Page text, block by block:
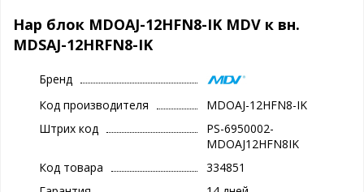
Нар блок MDOAJ-12HFN8-IK MDV к вн.
MDSAJ-12HRFN8-IK
Бренд
Код производителя
MDOAJ-12HFN8-IK
Штрих код
PS-6950002-
MDOAJ12HFN8IK
Код товара
334851